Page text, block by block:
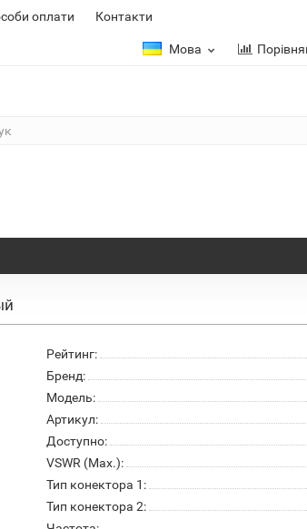
оплати Контакти
Мова
Рейтинг:
Бренд:
Модель:
Артикул:
Доступно:
VSWR (Max.):
Тип конектора 1:
Тип конектора 2: